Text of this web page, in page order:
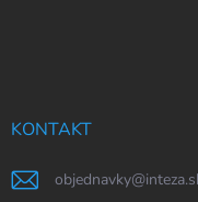
KONTAKT
objednavky@